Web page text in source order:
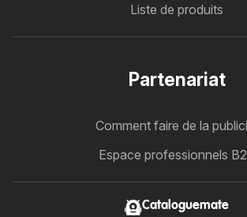
Liste de produits
Partenariat
Comment faire de la
Espace professionnels
Cataloguemate